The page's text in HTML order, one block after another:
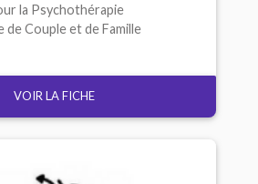
la Psychothérapie
de Couple et de Famille
VOIR LA FICHE